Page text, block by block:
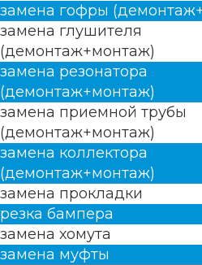
замена гофры
замена глушителя
(демонтаж+монтаж)
замена резонатора
(демонтаж+монтаж)
замена приемной трубы
(демонтаж+монтаж)
замена коллектора
(демонтаж+монтаж)
замена прокладки
резка бампера
замена хомута
замена муфты